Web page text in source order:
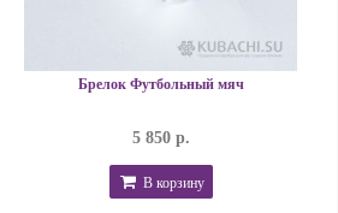
Брелок Футбольный мяч
5 850 р.
В корзину